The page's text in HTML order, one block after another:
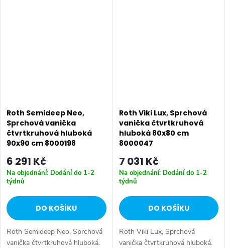
Roth Semideep Neo,
Sprchová vanička
čtvrtkruhová hluboká
90x90 cm 8000198
6 291 Kč
Na objednání: Dodání do 1-2
týdnů
DO KOŠÍKU
Roth Semideep Neo, Sprchová
vanička čtvrtkruhová hluboká.
Roth Viki Lux, Sprchová
vanička čtvrtkruhová
hluboká 80x80 cm
8000047
7 031 Kč
Na objednání: Dodání do 1-2
týdnů
DO KOŠÍKU
Roth Viki Lux, Sprchová
vanička čtvrtkruhová hluboká.